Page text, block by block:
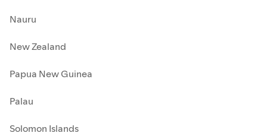
Nauru
New Zealand
Papua New Guinea
Palau
Solomon Islands